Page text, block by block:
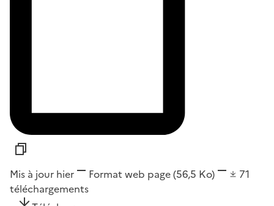
Mis à jour hier Format web page(56,5 Ko)
71
téléchargements